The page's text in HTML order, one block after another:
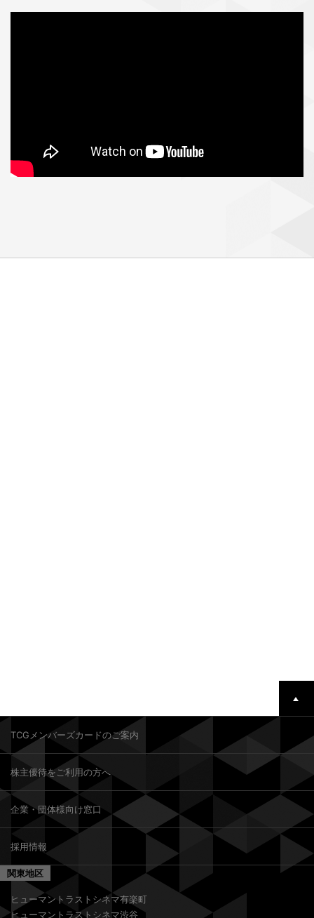
TCGメンバーズカードのご案内
株主優待をご利用の方へ
企業・団体様向け窓口
採用情報
関東地区
ヒューマントラストシネマ有楽町
ヒューマントラストシネマ渋谷